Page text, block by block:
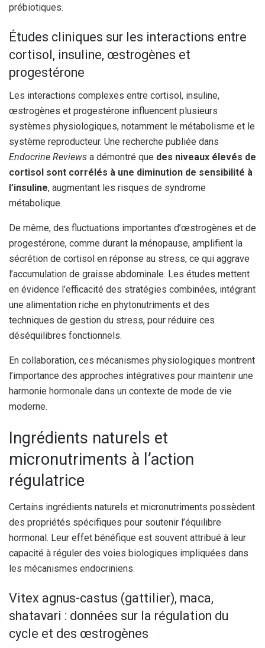
prébiotiques.
Études cliniques sur les interactions entre
cortisol, insuline, œstrogènes et
progestérone
Les interactions complexes entre cortisol, insuline,
œstrogènes et progestérone influencent plusieurs
systèmes physiologiques, notamment le métabolisme et le
système reproducteur. Une recherche publiée dans
Endocrine Reviews a démontré que des niveaux élevés de
cortisol sont corrélés à une diminution de sensibilité à
l’insuline, augmentant les risques de syndrome
métabolique.
De même, des fluctuations importantes d’œstrogènes et de
progestérone, comme durant la ménopause, amplifient la
sécrétion de cortisol en réponse au stress, ce qui aggrave
l’accumulation de graisse abdominale. Les études mettent
en évidence l’efficacité des stratégies combinées, intégrant
une alimentation riche en phytonutriments et des
techniques de gestion du stress, pour réduire ces
déséquilibres fonctionnels.
En collaboration, ces mécanismes physiologiques montrent
l’importance des approches intégratives pour maintenir une
harmonie hormonale dans un contexte de mode de vie
moderne.
Ingrédients naturels et
micronutriments à l’action
régulatrice
Certains ingrédients naturels et micronutriments possèdent
des propriétés spécifiques pour soutenir l’équilibre
hormonal. Leur effet bénéfique est souvent attribué à leur
capacité à réguler des voies biologiques impliquées dans
les mécanismes endocriniens.
Vitex agnus-castus (gattilier), maca,
shatavari : données sur la régulation du
cycle et des œstrogènes